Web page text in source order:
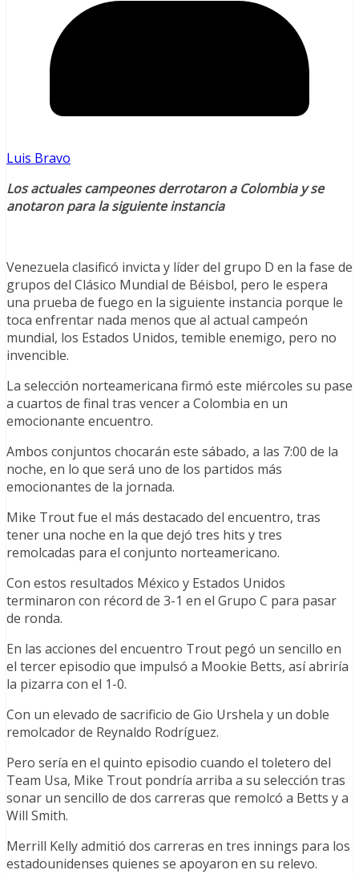
Luis Bravo
Los actuales campeones derrotaron a Colombia y se
anotaron para la siguiente instancia
Venezuela clasificó invicta y líder del grupo D en la fase de
grupos del Clásico Mundial de Béisbol, pero le espera
una prueba de fuego en la siguiente instancia porque le
toca enfrentar nada menos que al actual campeón
mundial, los Estados Unidos, temible enemigo, pero no
invencible.
La selección norteamericana firmó este miércoles su pase
a cuartos de final tras vencer a Colombia en un
emocionante encuentro.
Ambos conjuntos chocarán este sábado, a las 7:00 de la
noche, en lo que será uno de los partidos más
emocionantes de la jornada.
Mike Trout fue el más destacado del encuentro, tras
tener una noche en la que dejó tres hits y tres
remolcadas para el conjunto norteamericano.
Con estos resultados México y Estados Unidos
terminaron con récord de 3-1 en el Grupo C para pasar
de ronda.
En las acciones del encuentro Trout pegó un sencillo en
el tercer episodio que impulsó a Mookie Betts, así abriría
la pizarra con el 1-0.
Con un elevado de sacrificio de Gio Urshela y un doble
remolcador de Reynaldo Rodríguez.
Pero sería en el quinto episodio cuando el toletero del
Team Usa, Mike Trout pondría arriba a su selección tras
sonar un sencillo de dos carreras que remolcó a Betts y a
Will Smith.
Merrill Kelly admitió dos carreras en tres innings para los
estadounidenses quienes se apoyaron en su relevo.